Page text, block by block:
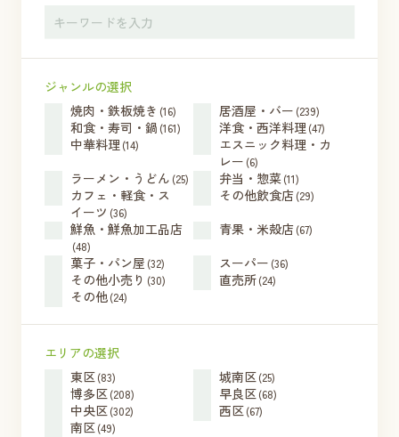
ジャンルの選択
焼肉・鉄板焼き (16) 居酒屋・バー (239)
和食・寿司・鍋 (161) 洋食・西洋料理 (47)
中華料理 (14)
エスニック料理・カ
レー (6)
ラーメン・うどん (25) 弁当・惣菜(11)
カフェ・軽食・ス
イーツ (36)
その他飲食店(29)
鮮魚・鮮魚加工品店
(48)
青果・米殻店(67)
菓子・パン屋 (32) スーパー (36)
その他小売り (30) 直売所(24)
その他(24)
エリアの選択
東区(83) 城南区(25)
博多区(208) 早良区(68)
中央区(302) 西区(67)
南区(49)